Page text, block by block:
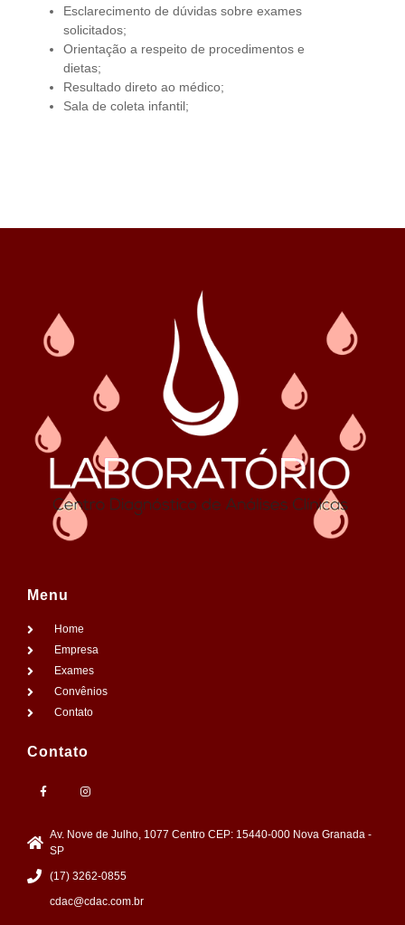
Esclarecimento de dúvidas sobre exames
solicitados;
Orientação a respeito de procedimentos e
dietas;
Resultado direto ao médico;
Sala de coleta infantil;
Menu
Home
Empresa
Exames
Convênios
Contato
Contato
Av. Nove de Julho, 1077 Centro CEP: 15440-000 Nova Granada -
SP
(17) 3262-0855
cdac@cdac.com.br